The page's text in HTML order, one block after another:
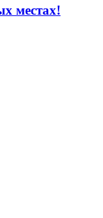
местах!